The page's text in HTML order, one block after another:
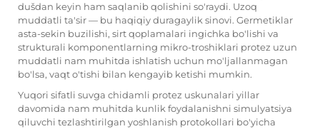
dušdan keyin ham saqlanib qolishini so'raydi. Uzoq
muddatli ta'sir — bu haqiqiy duragaylik sinovi. Germetiklar
asta-sekin buzilishi, sirt qoplamalari ingichka bo'lishi va
strukturali komponentlarning mikro-troshiklari protez uzun
muddatli nam muhitda ishlatish uchun mo'ljallanmagan
bo'lsa, vaqt o'tishi bilan kengayib ketishi mumkin.
Yuqori sifatli suvga chidamli protez uskunalari yillar
davomida nam muhitda kunlik foydalanishni simulyatsiya
qiluvchi tezlashtirilgan yoshlanish protokollari bo'yicha